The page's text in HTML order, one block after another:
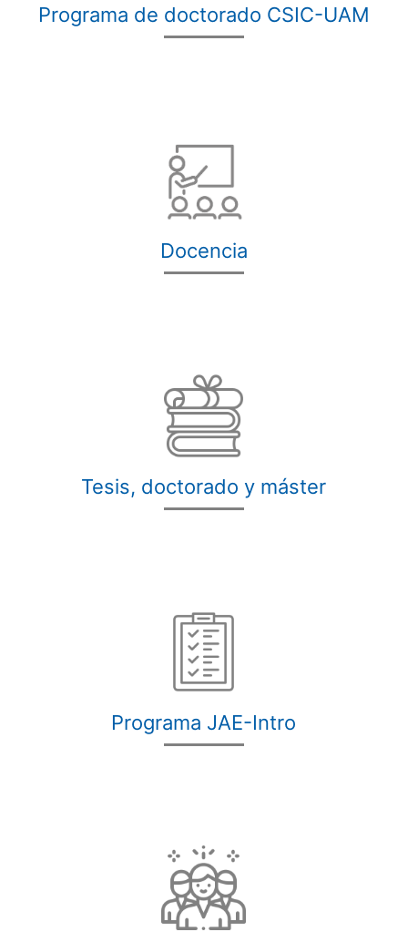
Programa de doctorado CSIC-UAM
Docencia
Tesis, doctorado y máster
Programa JAE-Intro